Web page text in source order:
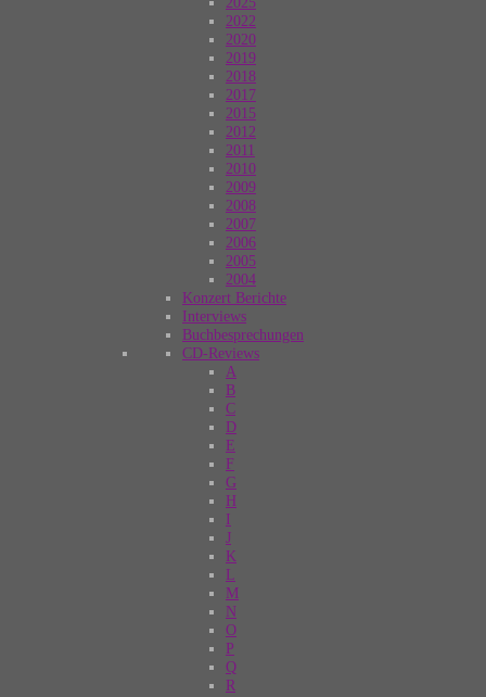
2022
2020
2019
2018
2017
2015
2012
2011
2010
2009
2008
2007
2006
2005
2004
Konzert Berichte
Interviews
Buchbesprechungen
CD-Reviews
A
B
C
D
E
F
G
H
I
J
K
L
M
N
O
P
Q
R